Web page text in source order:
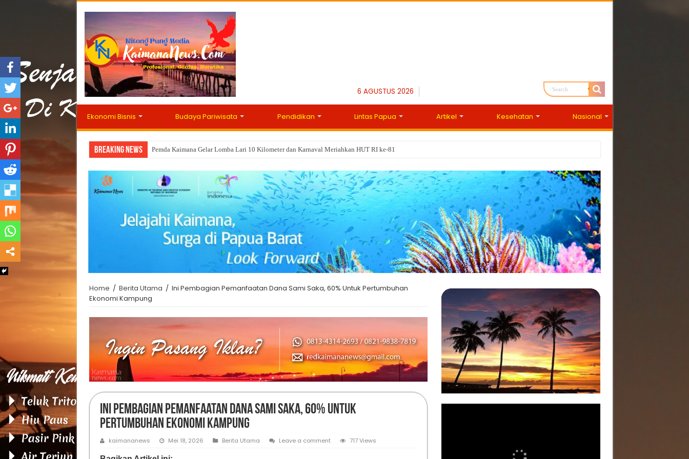
6 AGUSTUS 2026
Ekonomi Bisnis Budaya Pariwisata Pendidikan Lintas Papua Artikel Kesehatan Nasional
Breaking News 400 Kantor Pertanahan Termasuk Kaimana, Layani Pengukuran Terjadwal dengan Masa Tunggu 7 Hari
Home / Berita Utama / Ini Pembagian Pemanfaatan Dana Sami Saka, 60% Untuk Pertumbuhan
Ekonomi Kampung
Ini Pembagian Pemanfaatan Dana Sami Saka, 60% Untuk
Pertumbuhan Ekonomi Kampung
kaimananews Mei 18, 2026 Berita Utama Leave a comment 717 Views